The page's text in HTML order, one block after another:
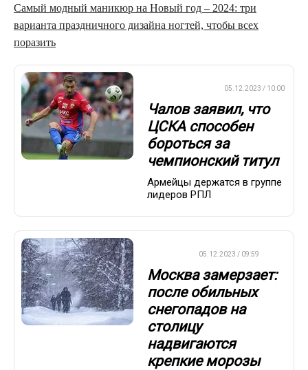
Самый модный маникюр на Новый год – 2024: три
варианта праздничного дизайна ногтей, чтобы всех
поразить
05.12.2023 / 10:00
Чалов заявил, что
ЦСКА способен
бороться за
чемпионский титул
Армейцы держатся в группе
лидеров РПЛ
05.12.2023 / 09:59
Москва замерзает:
после обильных
снегопадов на
столицу
надвигаются
крепкие морозы